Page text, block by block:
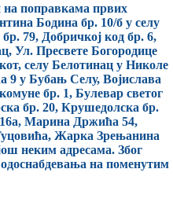
на поправкама првих
Бодина бр. 10/б у селу
79, Добричкој код бр. 6,
Ул. Пресвете Богородице
селу Белотинац у Николе
9 у Бубањ Селу, Војислава
бр. 1, Булевар светог
бр. 20, Крушедолска бр.
Марина Држића 54,
Жарка Зрењанина
неким адресама. Због
на поменутим